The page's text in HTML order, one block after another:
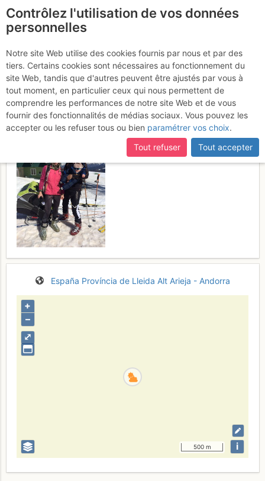
Torreta de l'Orri : pel
serrat dels Clots
Samedi 11 mars
2017
España Província de Lleida Alt Arieja - Andorra
⤢
+
–
500 m i
Contrôlez l'utilisation de vos données
personnelles
Notre site Web utilise des cookies fournis par nous et par des
tiers. Certains cookies sont nécessaires au fonctionnement du
site Web, tandis que d'autres peuvent être ajustés par vous à
tout moment, en particulier ceux qui nous permettent de
comprendre les performances de notre site Web et de vous
fournir des fonctionnalités de médias sociaux. Vous pouvez les
accepter ou les refuser tous ou bien paramétrer vos choix.
Tout refuser
Tout accepter